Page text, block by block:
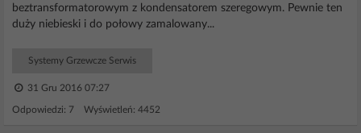
beztransformatorowym z kondensatorem szeregowym. Pewnie ten
duży niebieski i do połowy zamalowany...
Systemy Grzewcze Serwis
31 Gru 2016 07:27
Odpowiedzi: 7 Wyświetleń: 4452